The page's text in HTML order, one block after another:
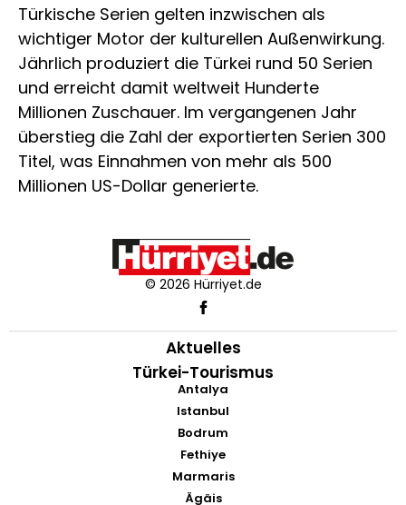
Türkische Serien gelten inzwischen als
wichtiger Motor der kulturellen Außenwirkung.
Jährlich produziert die Türkei rund 50 Serien
und erreicht damit weltweit Hunderte
Millionen Zuschauer. Im vergangenen Jahr
überstieg die Zahl der exportierten Serien 300
Titel, was Einnahmen von mehr als 500
Millionen US-Dollar generierte.
© 2026 Hürriyet.de
Aktuelles
Türkei-Tourismus
Antalya
Istanbul
Bodrum
Fethiye
Marmaris
Ägäis